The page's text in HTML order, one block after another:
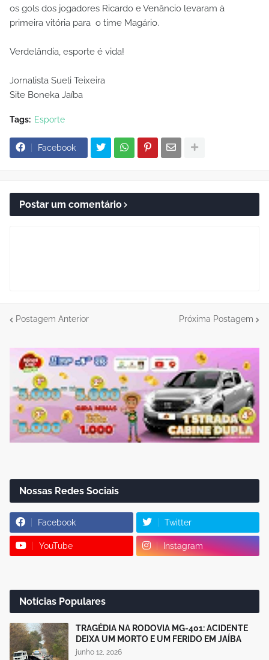
os gols dos jogadores Ricardo e Venâncio levaram à
primeira vitória para o time Magário.
Verdelândia, esporte é vida!
Jornalista Sueli Teixeira
Site Boneka Jaíba
Tags: Esporte
Facebook
Postar um comentário
Postagem Anterior Próxima Postagem
Nossas Redes Sociais
Facebook Twitter
YouTube Instagram
Notícias Populares
TRAGÉDIA NA RODOVIA MG-401: ACIDENTE
DEIXA UM MORTO E UM FERIDO EM JAÍBA
junho 12, 2026